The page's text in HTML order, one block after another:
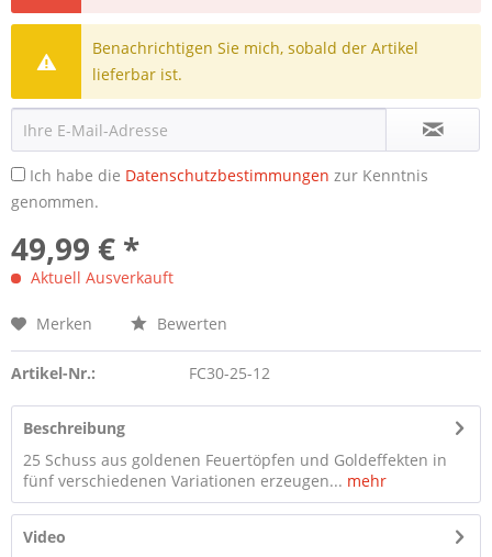
Benachrichtigen Sie mich, sobald der Artikel
lieferbar ist.
Ich habe die Datenschutzbestimmungen zur Kenntnis
genommen.
49,99 € *
Aktuell Ausverkauft
Merken Bewerten
Artikel-Nr.: FC30-25-12
Beschreibung
25 Schuss aus goldenen Feuertöpfen und Goldeffekten in
fünf verschiedenen Variationen erzeugen... mehr
Video